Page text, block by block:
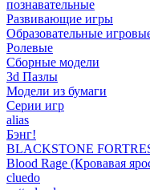
познавательные
Развивающие игры
Образовательные
Ролевые
Сборные модели
3d Пазлы
Модели из бумаги
Серии игр
alias
Бэнг!
BLACKSTONE
Blood Rage (Кровавая
cluedo